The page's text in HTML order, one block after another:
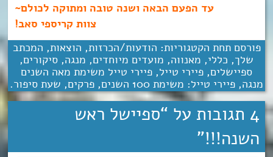
עד הפעם הבאה ושנה טובה ומתוקה לכולם~
צוות קריספי סאב!
פורסם תחת הקטגוריות: הודעות/הכרזות, הוצאות, המכתב
שלך, כללי, מאנווה, מועדים מיוחדים, מנגה, סיקורים,
ספיישלים, פיירי טייל, פיירי טייל משימת מאה השנים
מנגה, פיירי טייל: משימת 100 השנים , פרקים, שעת סיפור.
4 תגובות על “
ספיישל ראש
השנה!!!”